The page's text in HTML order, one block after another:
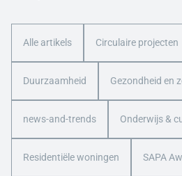
Alle artikels Circulaire projecten
Duurzaamheid Gezondheid en
news-and-trends Onderwijs &
Residentiële woningen SAPA